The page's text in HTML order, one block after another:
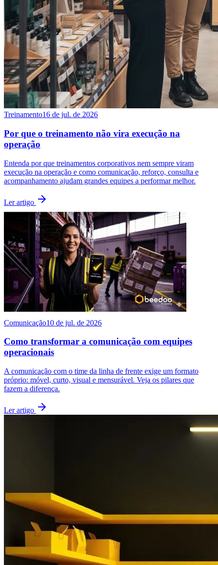
Treinamento16 de jul. de 2026
Por que o treinamento não vira execução na
operação
Entenda por que treinamentos corporativos nem sempre viram
execução na operação e como comunicação, reforço, consulta e
acompanhamento ajudam grandes equipes a performar melhor.
Ler artigo
Comunicação10 de jul. de 2026
Como transformar a comunicação com equipes
operacionais
A comunicação com o time da linha de frente exige um formato
próprio: móvel, curto, visual e mensurável. Veja os pilares que
fazem a diferença.
Ler artigo